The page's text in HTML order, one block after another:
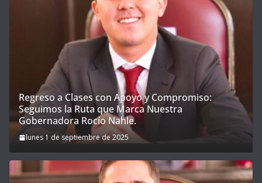
Regreso a Clases con Apoyo y Compromiso:
Seguimos la Ruta que Marca Nuestra
Gobernadora Rocío Nahle.
lunes 1 de septiembre de 2025